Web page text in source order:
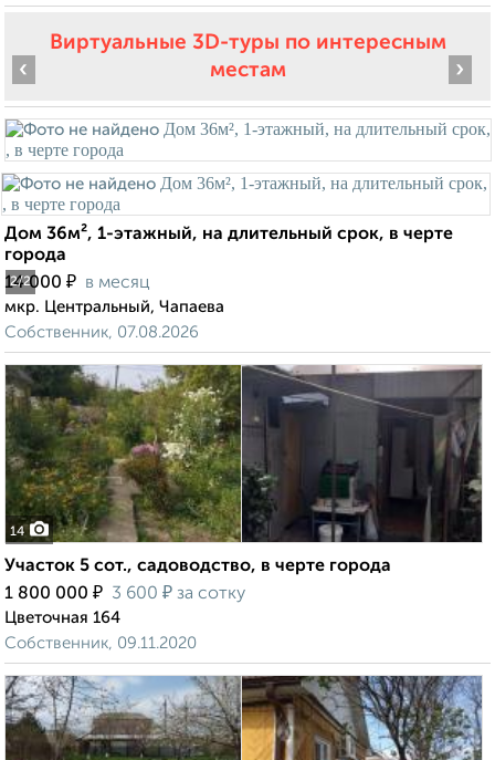
Виртуальные 3D-туры по интересным
местам
2/2
‹ ›
Дом 36м², 1-этажный, на длительный срок, в черте
города
14 000 ₽ в месяц
мкр. Центральный, Чапаева
Собственник, 07.08.2026
14
Участок 5 сот., садоводство, в черте города
1 800 000 ₽ 3 600 ₽ за сотку
Цветочная 164
Собственник, 09.11.2020